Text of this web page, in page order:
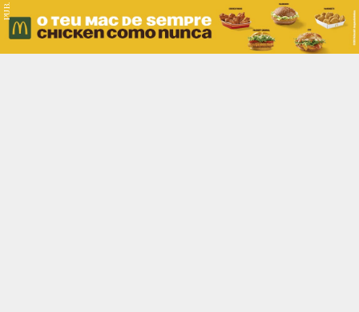
PUB.